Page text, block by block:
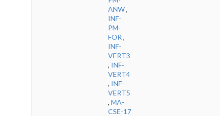
ANW,
INF-
PM-
FOR ,
INF-
VERT3
, INF-
VERT4
, INF-
VERT5
, MA-
CSE-17